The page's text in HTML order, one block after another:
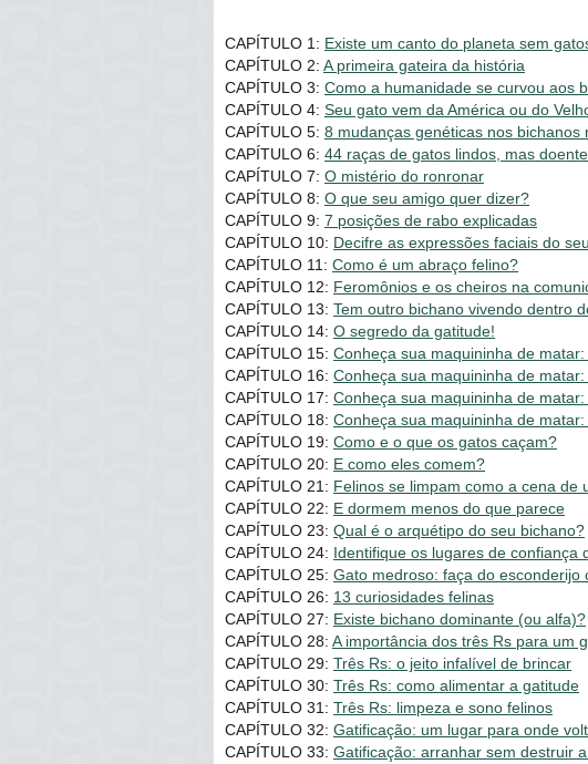
CAPÍTULO 1: Existe um canto do planeta sem
CAPÍTULO 2: A primeira gateira da história
CAPÍTULO 3: Como a humanidade se curvou aos
CAPÍTULO 4: Seu gato vem da América ou do
CAPÍTULO 5: 8 mudanças genéticas nos bichanos
CAPÍTULO 6: 44 raças de gatos lindos, mas
CAPÍTULO 7: O mistério do ronronar
CAPÍTULO 8: O que seu amigo quer dizer?
CAPÍTULO 9: 7 posições de rabo explicadas
CAPÍTULO 10: Decifre as expressões faciais do
CAPÍTULO 11: Como é um abraço felino?
CAPÍTULO 12: Feromônios e os cheiros na
CAPÍTULO 13: Tem outro bichano vivendo dentro
CAPÍTULO 14: O segredo da gatitude!
CAPÍTULO 15: Conheça sua maquininha de matar:
CAPÍTULO 16: Conheça sua maquininha de
CAPÍTULO 17: Conheça sua maquininha de matar:
CAPÍTULO 18: Conheça sua maquininha de
CAPÍTULO 19: Como e o que os gatos caçam?
CAPÍTULO 20: E como eles comem?
CAPÍTULO 21: Felinos se limpam como a cena de
CAPÍTULO 22: E dormem menos do que parece
CAPÍTULO 23: Qual é o arquétipo do seu bichano?
CAPÍTULO 24: Identifique os lugares de confiança
CAPÍTULO 25: Gato medroso: faça do esconderijo
CAPÍTULO 26: 13 curiosidades felinas
CAPÍTULO 27: Existe bichano dominante (ou alfa)?
CAPÍTULO 28: A importância dos três Rs para um
CAPÍTULO 29: Três Rs: o jeito infalível de brincar
CAPÍTULO 30: Três Rs: como alimentar a gatitude
CAPÍTULO 31: Três Rs: limpeza e sono felinos
CAPÍTULO 32: Gatificação: um lugar para onde
CAPÍTULO 33: Gatificação: arranhar sem destruir